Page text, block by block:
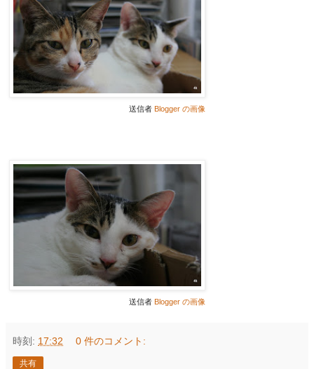
送信者 Blogger の画像
送信者 Blogger の画像
時刻: 17:32 0 件のコメント:
共有